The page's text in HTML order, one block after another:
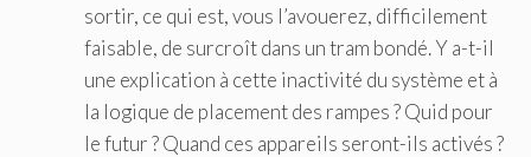
sortir, ce qui est, vous l’avouerez, difficilement
faisable, de surcroît dans un tram bondé. Y a-t-il
une explication à cette inactivité du système et à
la logique de placement des rampes ? Quid pour
le futur ? Quand ces appareils seront-ils activés ?